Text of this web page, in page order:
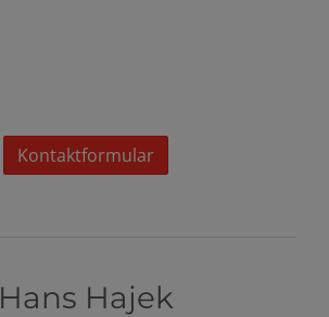
Kontaktformular
Hans Hajek